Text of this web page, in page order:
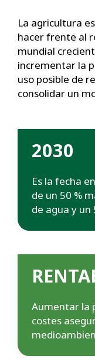
La agricultura
hacer frente al
mundial
incrementar la
uso posible de
consolidar un
2030
Es la fecha
de un 50 %
de agua y un
Aumentar la
costes